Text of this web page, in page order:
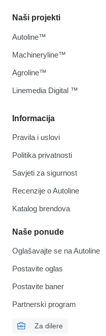
Informacija
Pravila i uslovi
Politika privatnosti
Savjeti za sigurnost
Recenzije o Autoline
Katalog brendova
Naše ponude
Oglašavajte se na Autoline
Postavite oglas
Postavite baner
Partnerski program
Za dilere
Naši projekti
Autoline™
Machineryline™
Agroline™
Linemedia Digital ™